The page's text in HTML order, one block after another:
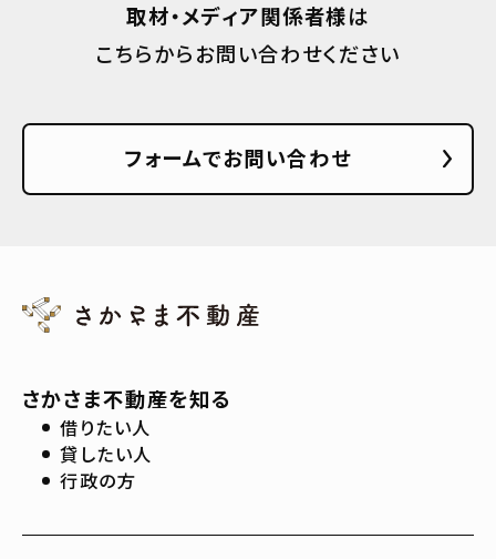
取材・メディア関係者様は
こちらからお問い合わせください
フォームでお問い合わせ
さかさま不動産を知る
借りたい人
貸したい人
行政の方